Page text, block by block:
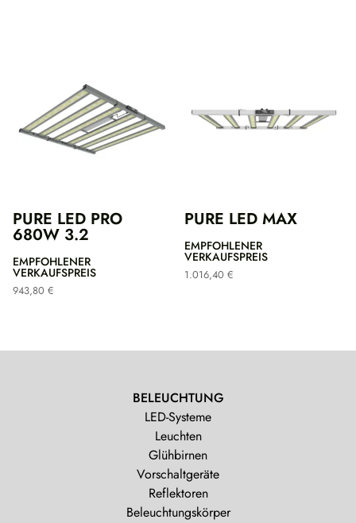
PURE LED PRO
680W 3.2
EMPFOHLENER
VERKAUFSPREIS
943,80 €
PURE LED MAX
EMPFOHLENER
VERKAUFSPREIS
1.016,40€
BELEUCHTUNG
LED-Systeme
Leuchten
Glühbirnen
Vorschaltgeräte
Reflektoren
Beleuchtungskörper